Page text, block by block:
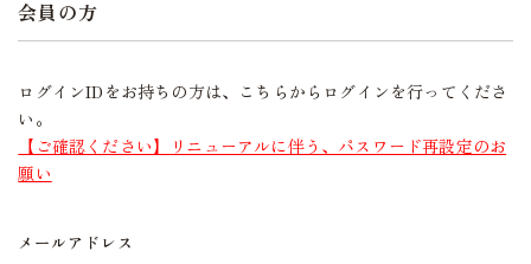
会員の方
ログインIDをお持ちの方は、こちらからログインを行ってくださ
い。
【ご確認ください】リニューアルに伴う、パスワード再設定のお
願い
メールアドレス